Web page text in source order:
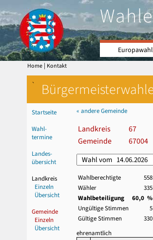
Home | Kontakt
`
Startseite
Wahl-
termine
Landes-
übersicht
Landkreis
Einzeln
Übersicht
Gemeinde
Einzeln
Übersicht
« andere Gemeinde
Landkreis 67
Gemeinde
67004
Wahlberechtigte
558
Wähler
335
Wahlbeteiligung
60,0 %
Ungültige Stimmen
5
Gültige Stimmen
330
ehrenamtlich